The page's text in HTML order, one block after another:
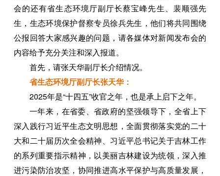
会的还有省生态环境厅副厅长蔡宝峰先生、裴顺强先
生，生态环境保护督察专员徐兵先生，他们将共同围绕
公报回答大家感兴趣的问题，请各媒体对新闻发布会的
内容给予充分关注和深入报道。
首先，请张天华副厅长介绍情况。
省生态环境厅副厅长张天华：
2025年是“十四五”收官之年，也是承上启下之年。
一年来，在省委、省政府的坚强领导下，全省上下
深入践行习近平生态文明思想，全面贯彻落实党的二十
大和二十届历次全会精神、习近平总书记关于吉林工作
的系列重要指示精神，以美丽吉林建设为统领，深入推
进污染防治攻坚，协同推进高水平保护与高质量发展，